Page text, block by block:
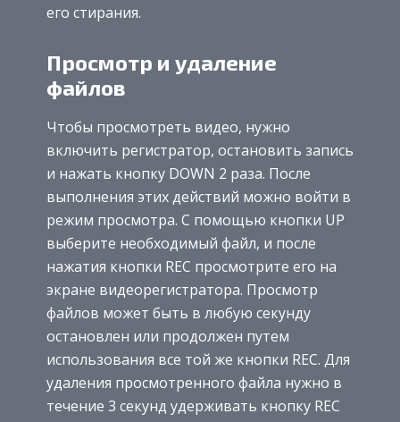
его стирания.
Просмотр и удаление
файлов
Чтобы просмотреть видео, нужно
включить регистратор, остановить запись
и нажать кнопку DOWN 2 раза. После
выполнения этих действий можно войти в
режим просмотра. С помощью кнопки UP
выберите необходимый файл, и после
нажатия кнопки REC просмотрите его на
экране видеорегистратора. Просмотр
файлов может быть в любую секунду
остановлен или продолжен путем
использования все той же кнопки REC. Для
удаления просмотренного файла нужно в
течение 3 секунд удерживать кнопку REC